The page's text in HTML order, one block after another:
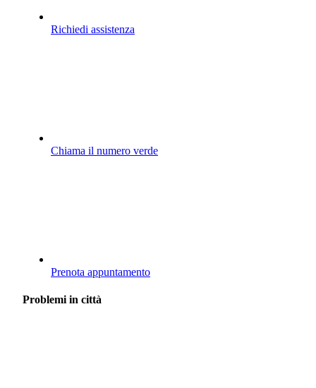
Richiedi assistenza
Chiama il numero verde
Prenota appuntamento
Problemi in città